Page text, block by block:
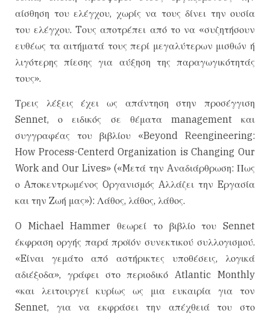
αίσθηση του ελέγχου, χωρίς να τους δίνει την ουσία
του ελέγχου. Tους αποτρέπει από το να «συζητήσουν
ευθέως τα αιτήματά τους περί μεγαλύτερων μισθών ή
λιγότερης πίεσης για αύξηση της παραγωγικότητάς
τους».
Τρεις λέξεις έχει ως απάντηση στην προσέγγιση
Sennet, ο ειδικός σε θέματα management και
συγγραφέας του βιβλίου «Beyond Reengineering:
How Process-Centerd Organization is Changing Our
Work and Our Lives» («Mετά την Aναδιάρθρωση: Πως
ο Aποκεντρωμένος Oργανισμός Aλλάζει την Eργασία
και την Zωή μας»): Λάθος, λάθος, λάθος.
O Michael Hammer θεωρεί το βιβλίο του Sennet
έκφραση οργής παρά προϊόν συνεκτικού συλλογισμού.
«Eίναι γεμάτο από αστήρικτες υποθέσεις, λογικά
αδιέξοδα», γράφει στο περιοδικό Atlantic Monthly
«και λειτουργεί κυρίως ως μια ευκαιρία για τον
Sennet, για να εκφράσει την απέχθειά του στο